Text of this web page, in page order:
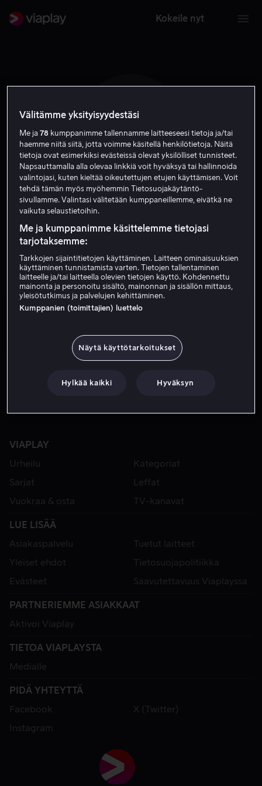
Kokeile nyt
J G
Jan Gintberg
VIAPLAY
Urheilu
Kategoriat
Sarjat
Leffat
Vuokraa & osta
TV-kanavat
LUE LISÄÄ
Asiakaspalvelu
Tuetut laitteet
Yleiset ehdot
Tietosuojapolitiikka
Evästeet
Saavutettavuus Viaplayssa
PARTNERIEMME ASIAKKAAT
Aktivoi Viaplay
TIETOA VIAPLAYSTA
Medialle
PIDÄ YHTEYTTÄ
Facebook
X (Twitter)
Instagram
Välitämme yksityisyydestäsi
Me ja78 kumppanimme tallennamme laitteeseesi tietoja ja/tai
haemme niitä siitä, jotta voimme käsitellä henkilötietoja. Näitä
tietoja ovat esimerkiksi evästeissä olevat yksilölliset tunnisteet.
Napsauttamalla alla olevaa linkkiä voit hyväksyä tai hallinnoida
valintojasi, kuten kieltää oikeutettujen etujen käyttämisen. Voit
tehdä tämän myös myöhemmin Tietosuojakäytäntö-
sivullamme. Valintasi välitetään kumppaneillemme, eivätkä ne
vaikuta selaustietoihin.
Me ja kumppanimme käsittelemme tietojasi
tarjotaksemme:
Tarkkojen sijaintitietojen käyttäminen. Laitteen ominaisuuksien
käyttäminen tunnistamista varten. Tietojen tallentaminen
laitteelle ja/tai laitteella olevien tietojen käyttö. Kohdennettu
mainonta ja personoitu sisältö, mainonnan ja sisällön mittaus,
yleisötutkimus ja palvelujen kehittäminen.
Kumppanien (toimittajien) luettelo
Näytä käyttötarkoitukset
Hylkää kaikki Hyväksyn